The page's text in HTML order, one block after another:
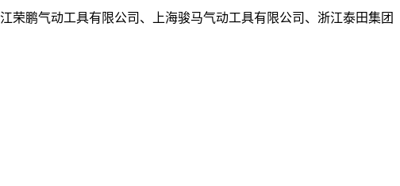
鹏气动工具有限公司、上海骏马气动工具有限公司、浙江泰田集团